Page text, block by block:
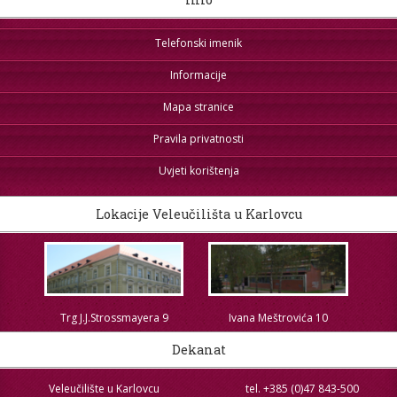
Telefonski imenik
Informacije
Mapa stranice
Pravila privatnosti
Uvjeti korištenja
Lokacije Veleučilišta u Karlovcu
Trg J.J.Strossmayera 9 Ivana Meštrovića 10
Dekanat
Veleučilište u Karlovcu tel. +385 (0)47 843-500